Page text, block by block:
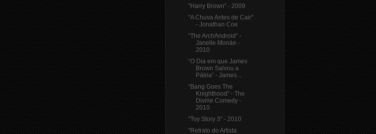
"Harry Brown" - 2009
"A Chuva Antes de Cair"
- Jonathan Coe
“The ArchAndroid” -
Janelle Monáe -
2010
“O Dia em que James
Brown Salvou a
Pátria” - James...
“Bang Goes The
Knighthood” - The
Divine Comedy -
2010
"Toy Story 3" - 2010
"Retrato do Artista